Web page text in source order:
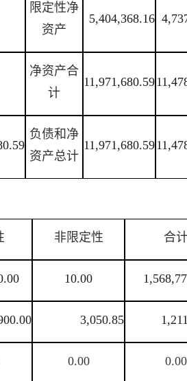
限定性净
资产
5,404,368.16
净资产合
计
11,971,680.59
负债和净
资产总计
11,971,680.59
非限定性 合
10.00
3,050.85
0.00 0.00